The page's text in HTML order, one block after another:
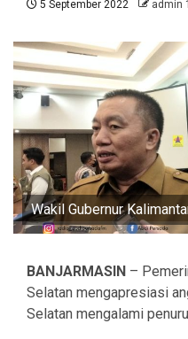
5 September 2022 admin 1
Wakil Gubernur
BANJARMASIN –
Selatan mengapresiasi
Selatan mengalami